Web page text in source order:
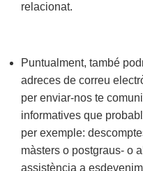
relacionat.
Puntualment, també
adreces de correu
per enviar-nos te
informatives que
per exemple:
màsters o postgraus- o
assistència a